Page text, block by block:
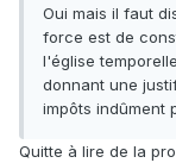
Oui mais il faut
force est de
l'église
donnant une
impôts indûment
Quitte à lire de la